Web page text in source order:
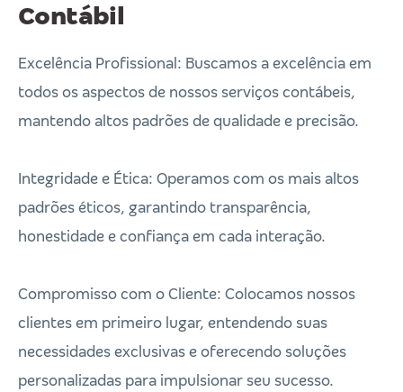
Contábil
Excelência Profissional: Buscamos a excelência em
todos os aspectos de nossos serviços contábeis,
mantendo altos padrões de qualidade e precisão.
Integridade e Ética: Operamos com os mais altos
padrões éticos, garantindo transparência,
honestidade e confiança em cada interação.
Compromisso com o Cliente: Colocamos nossos
clientes em primeiro lugar, entendendo suas
necessidades exclusivas e oferecendo soluções
personalizadas para impulsionar seu sucesso.